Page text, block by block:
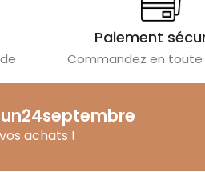
Paiement
Commandez en toute
achats !